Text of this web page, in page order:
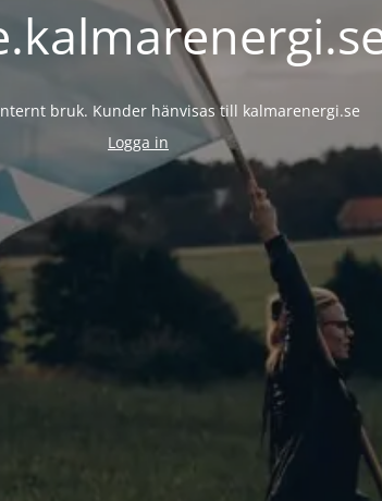
bruk. Kunder hänvisas till kalmarenergi.se
Logga in